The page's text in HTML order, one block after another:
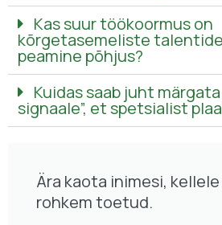
Kas suur töökoormus on
kõrgetasemeliste
peamine põhjus?
Kuidas saab juht märgata
signaale”, et spetsialist
Ära kaota inimesi,
rohkem toetud.